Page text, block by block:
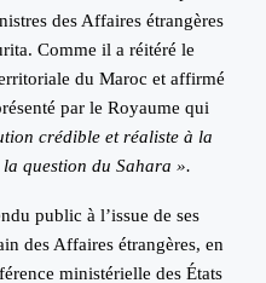
des Affaires étrangères
Comme il a réitéré le
du Maroc et affirmé
par le Royaume qui
crédible et réaliste à la
question du Sahara ».
public à l’issue de ses
des Affaires étrangères, en
ministérielle des États